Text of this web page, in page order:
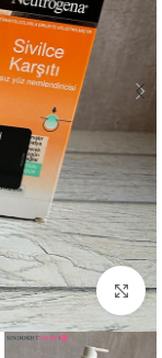
بزرگنمایی تصویر